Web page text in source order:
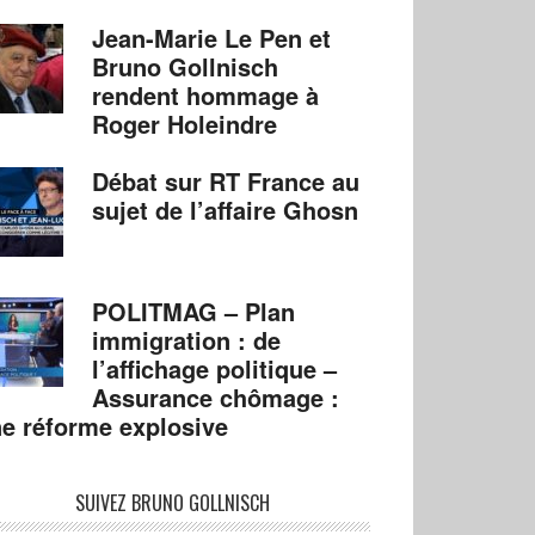
Jean-Marie Le Pen et
Bruno Gollnisch
rendent hommage à
Roger Holeindre
Débat sur RT France au
sujet de l’affaire Ghosn
POLITMAG – Plan
immigration : de
l’affichage politique –
Assurance chômage :
réforme explosive
SUIVEZ BRUNO GOLLNISCH